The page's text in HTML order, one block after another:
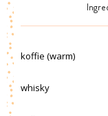
koffie (warm)
whisky